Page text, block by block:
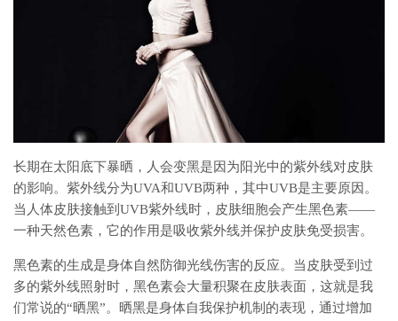
长期在太阳底下暴晒，人会变黑是因为阳光中的紫外线对皮肤
的影响。紫外线分为UVA和UVB两种，其中UVB是主要原因。
当人体皮肤接触到UVB紫外线时，皮肤细胞会产生黑色素——
一种天然色素，它的作用是吸收紫外线并保护皮肤免受损害。
黑色素的生成是身体自然防御光线伤害的反应。当皮肤受到过
多的紫外线照射时，黑色素会大量积聚在皮肤表面，这就是我
们常说的“晒黑”。晒黑是身体自我保护机制的表现，通过增加